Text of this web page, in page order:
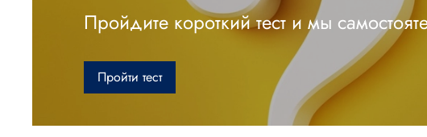
Пройдите короткий тест и мы
Пройти тест